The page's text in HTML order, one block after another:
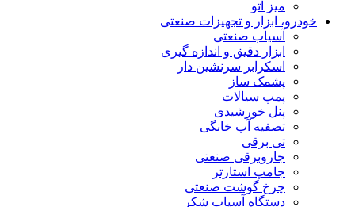
میز اتو
خودرو، ابزار و تجهیزات صنعتی
آسیاب صنعتی
ابزار دقیق و اندازه گیری
اسکرابر سرنشین دار
پشمک ساز
پمپ سیالات
پنل خورشیدی
تصفیه آب خانگی
تی برقی
جاروبرقی صنعتی
جامپ استارتر
چرخ گوشت صنعتی
دستگاه آسیاب شکر